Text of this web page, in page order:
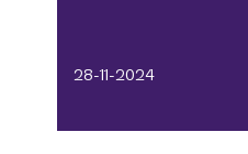
28-11-2024